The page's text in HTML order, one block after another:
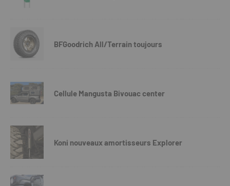
BFGoodrich All/Terrain toujours
Cellule Mangusta Bivouac center
Koni nouveaux amortisseurs Explorer